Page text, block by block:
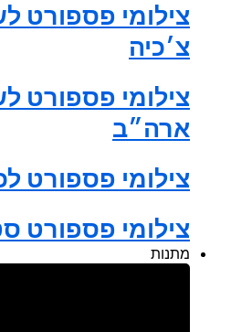
צילומי פספורט
צ׳כיה
צילומי פספורט
ארה״ב
צילומי פספורט
צילומי פספורט
מתנות